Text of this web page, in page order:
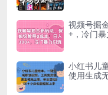
视频号掘
+，冷门
小红书儿
使用生成